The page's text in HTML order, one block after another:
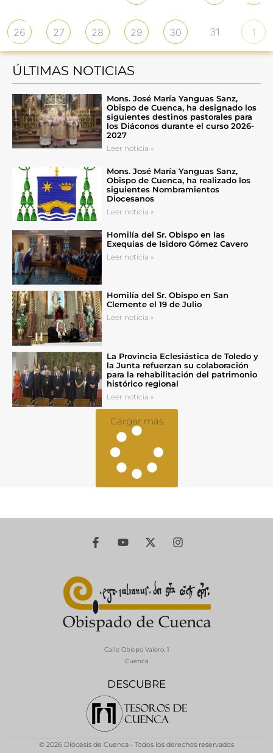
26 27 28 29 30 31 1
ÚLTIMAS NOTICIAS
Mons. José María Yanguas Sanz,
Obispo de Cuenca, ha designado los
siguientes destinos pastorales para
los Diáconos durante el curso 2026-
2027
Leer noticia »
Mons. José María Yanguas Sanz,
Obispo de Cuenca, ha realizado los
siguientes Nombramientos
Diocesanos
Leer noticia »
Homilía del Sr. Obispo en las
Exequias de Isidoro Gómez Cavero
Leer noticia »
Homilía del Sr. Obispo en San
Clemente el 19 de Julio
Leer noticia »
La Provincia Eclesiástica de Toledo y
la Junta refuerzan su colaboración
para la rehabilitación del patrimonio
histórico regional
Leer noticia »
Cargar más
DESCUBRE
Calle Obispo Valero, 1
Cuenca
© 2026 Diócesis de Cuenca - Todos los derechos reservados